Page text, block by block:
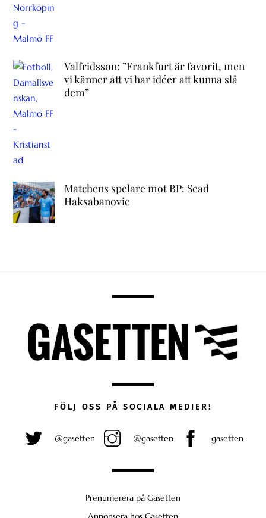
Valfridsson: ”Frankfurt är favorit, men
vi känner att vi har idéer att kunna slå
dem”
Matchens spelare mot BP: Sead
Haksabanovic
FÖLJ OSS PÅ SOCIALA MEDIER!
@gasetten @gasetten gasetten
Prenumerera på Gasetten